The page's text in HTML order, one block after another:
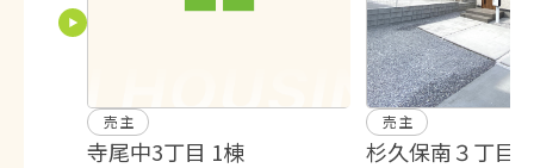
売主
寺尾中3丁目 1棟
売主
杉久保南３丁目